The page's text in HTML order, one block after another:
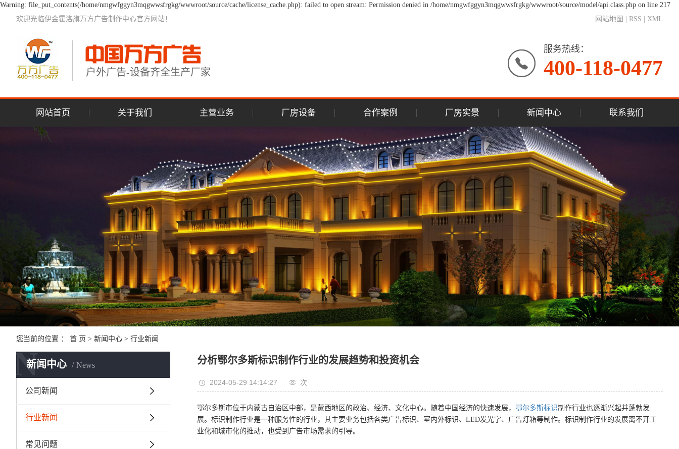
Warning: file_put_contents(/home/nmgwfggyn3mqgwwsfrgkg/wwwroot/source/cache/license_cache.php): failed to open stream: Permission denied in /home/nmgwfggyn3mqgwwsfrgkg/wwwroot/source/model/api.class.php on line 217
欢迎光临伊金霍洛旗万方广告制作中心官方网站！
网站地图 RSS XML
户外广告-设备齐全生产厂家
服务热线：
400-118-0477
网站首页 关于我们 主营业务 厂房设备 合作案例 厂房实景 新闻中心 联系我们
您当前的位置 ： 首 页 > 新闻中心 > 行业新闻
新闻中心 News
N
公司新闻
行业新闻
常见问题
分析鄂尔多斯标识制作行业的发展趋势和投资机会
2024-05-29 14:14:27 次
鄂尔多斯市位于内蒙古自治区中部，是蒙西地区的政治、经济、文化中心。随着中国经济的快速发展，鄂尔多斯标识制作行业也逐渐兴起并蓬勃发
展。标识制作行业是一种服务性的行业，其主要业务包括各类广告标识、室内外标识、LED发光字、广告灯箱等制作。标识制作行业的发展离不开工
业化和城市化的推动，也受到广告市场需求的引导。